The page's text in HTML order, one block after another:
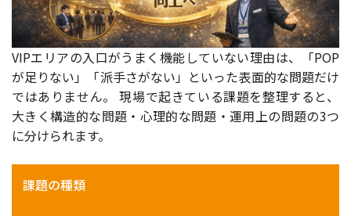
VIPエリアの入口がうまく機能していない理由は、「POP
が足りない」「派手さがない」といった表面的な問題だけ
ではありません。 現場で起きている課題を整理すると、
大きく構造的な問題・心理的な問題・運用上の問題の3つ
に分けられます。
課題の種類